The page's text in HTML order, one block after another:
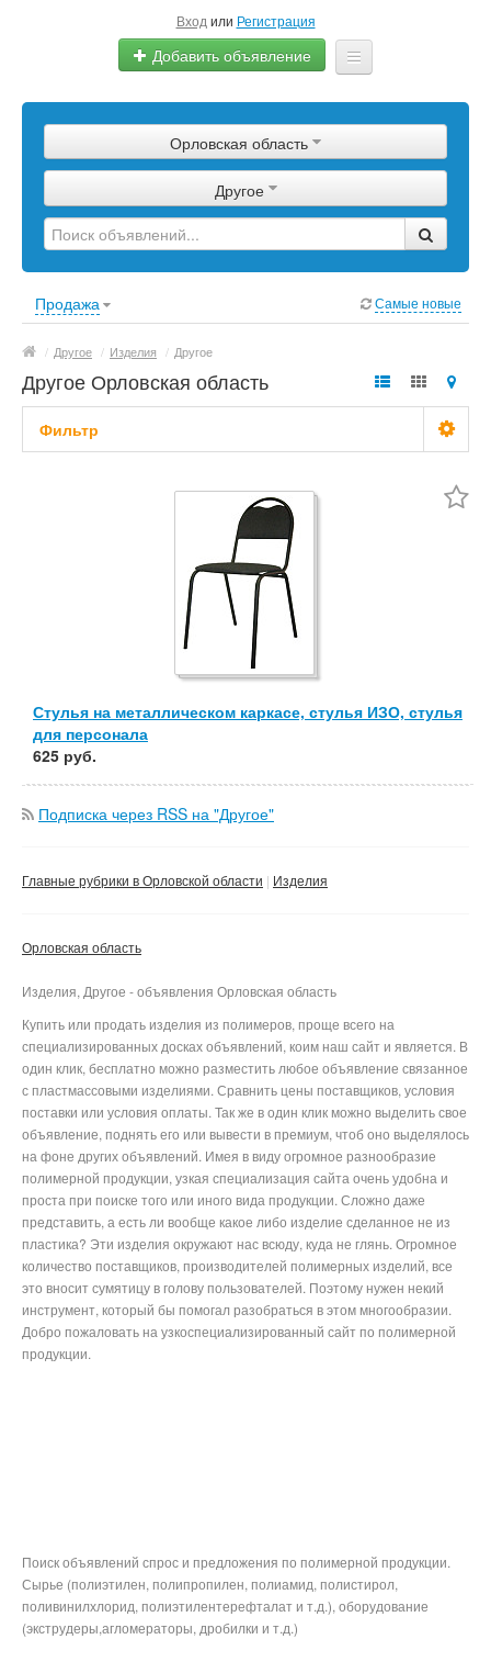
Вход или Регистрация
Добавить объявление
Сырье
Изделия
Оборудование
Орловская область
Другое
Продажа Самые новые
/ Другое / Изделия / Другое
Другое Орловская область
Фильтр
Применить Сбросить фильтр
Стулья на металлическом каркасе, стулья ИЗО, стулья
для персонала
625 руб.
Подписка через RSS на "Другое"
Главные рубрики в Орловской области Изделия
Орловская область
Изделия, Другое - объявления Орловская область
Купить или продать изделия из полимеров, проще всего на
специализированных досках объявлений, коим наш сайт и является. В
один клик, бесплатно можно разместить любое объявление связанное
с пластмассовыми изделиями. Сравнить цены поставщиков, условия
поставки или условия оплаты. Так же в один клик можно выделить свое
объявление, поднять его или вывести в премиум, чтоб оно выделялось
на фоне других объявлений. Имея в виду огромное разнообразие
полимерной продукции, узкая специализация сайта очень удобна и
проста при поиске того или иного вида продукции. Сложно даже
представить, а есть ли вообще какое либо изделие сделанное не из
пластика? Эти изделия окружают нас всюду, куда не глянь. Огромное
количество поставщиков, производителей полимерных изделий, все
это вносит сумятицу в голову пользователей. Поэтому нужен некий
инструмент, который бы помогал разобраться в этом многообразии.
Добро пожаловать на узкоспециализированный сайт по полимерной
продукции.
Поиск объявлений спрос и предложения по полимерной продукции.
Сырье (полиэтилен, полипропилен, полиамид, полистирол,
поливинилхлорид, полиэтилентерефталат и т.д.), оборудование
(экструдеры,агломераторы, дробилки и т.д.)